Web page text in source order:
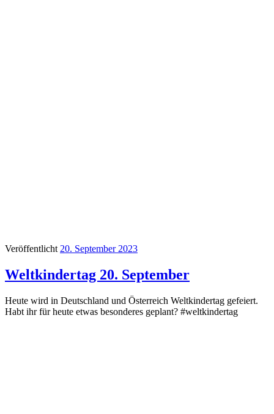
Veröffentlicht 20. September 2023
Weltkindertag 20. September
Heute wird in Deutschland und Österreich Weltkindertag gefeiert.
Habt ihr für heute etwas besonderes geplant? #weltkindertag